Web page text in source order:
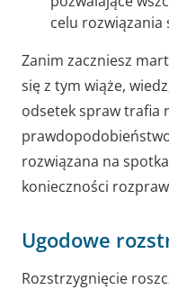
celu rozwiązania
Zanim zaczniesz
się z tym wiąże,
odsetek spraw trafia
rozwiązana na
konieczności
Ugodowe
Rozstrzygnięcie